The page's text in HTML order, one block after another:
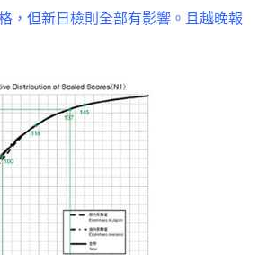
，但新日檢則全部有影響。且越晚報